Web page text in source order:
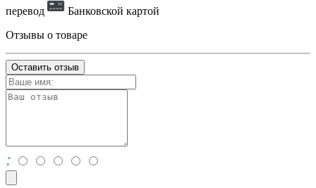
перевод
Банковской картой
Отзывы о товаре
Оставить отзыв
: